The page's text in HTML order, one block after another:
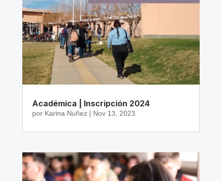
Académica | Inscripción 2024
por Karina Nuñez| Nov 13, 2023